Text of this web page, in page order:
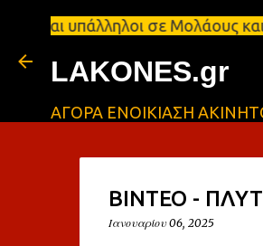
υπάλληλοι
LAKONES.gr
ΑΓΟΡΑ ΕΝΟΙΚΙΑΣΗ
ΒΙΝΤΕΟ -
Ιανουαρίου 06, 2025